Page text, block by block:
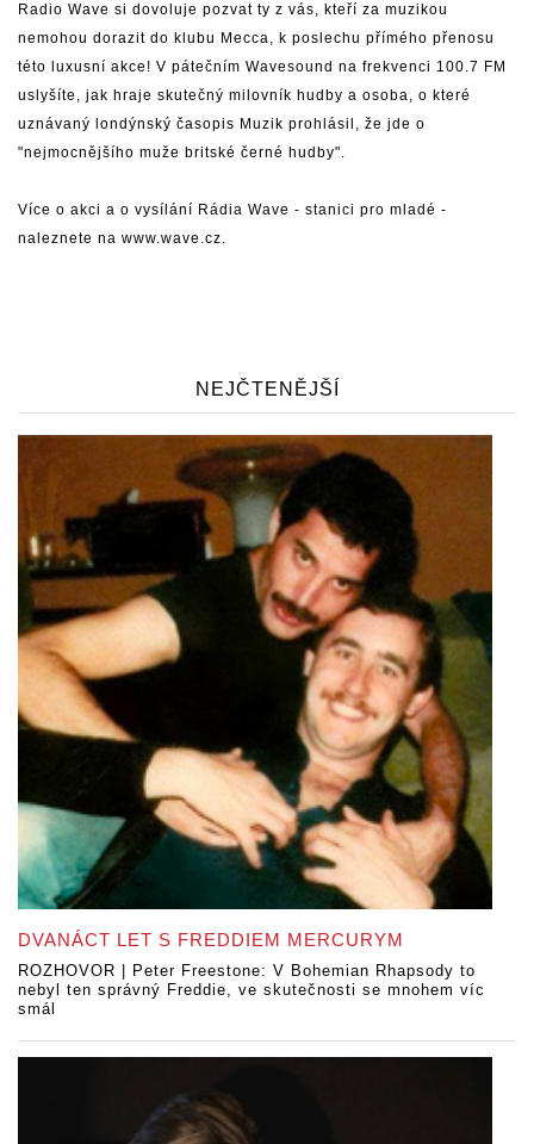
Radio Wave si dovoluje pozvat ty z vás, kteří za muzikou
nemohou dorazit do klubu Mecca, k poslechu přímého přenosu
této luxusní akce! V pátečním Wavesound na frekvenci 100.7 FM
uslyšíte, jak hraje skutečný milovník hudby a osoba, o které
uznávaný londýnský časopis Muzik prohlásil, že jde o
"nejmocnějšího muže britské černé hudby".
Více o akci a o vysílání Rádia Wave - stanici pro mladé -
naleznete na www.wave.cz.
NEJČTENĚJŠÍ
DVANÁCT LET S FREDDIEM MERCURYM
ROZHOVOR | Peter Freestone: V Bohemian Rhapsody to
nebyl ten správný Freddie, ve skutečnosti se mnohem víc
smál